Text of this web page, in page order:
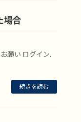
場合
願い ログイン.
続きを読む